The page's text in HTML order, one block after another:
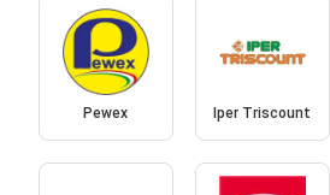
Pewex Iper Triscount